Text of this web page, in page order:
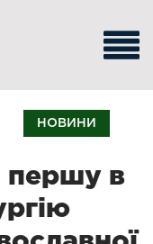
НОВИНИ
першу в